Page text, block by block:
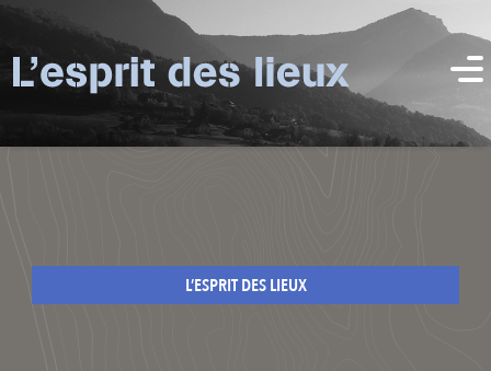
L’ESPRIT DES LIEUX